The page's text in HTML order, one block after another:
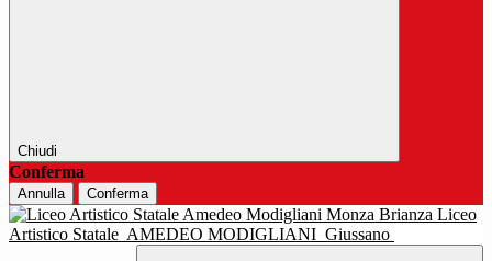
Chiudi
Conferma
Annulla Conferma
Liceo
Artistico Statale AMEDEO MODIGLIANI Giussano